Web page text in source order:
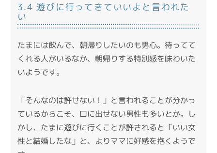
3.4 遊びに行ってきていいよと言われた
い
たまには飲んで、朝帰りしたいのも男心。待ってて
くれる人がいるなか、朝帰りする特別感を味わいた
いようです。
「そんなのは許せない！」と言われることが分かっ
ているからこそ、口に出せない男性も多いとか。し
かし、たまに遊びに行くことが許されると「いい女
性と結婚したな」と、よりママに好感を抱くようで